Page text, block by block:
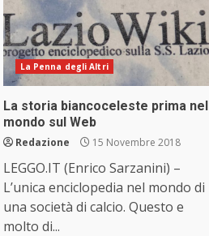
La Penna degli Altri
La storia biancoceleste prima nel
mondo sul Web
Redazione 15 Novembre 2018
LEGGO.IT (Enrico Sarzanini) –
L’unica enciclopedia nel mondo di
una società di calcio. Questo e
molto di...